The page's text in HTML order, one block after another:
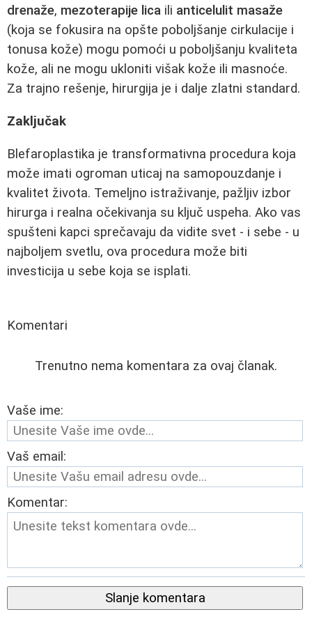
drenaže, mezoterapije lica ili anticelulit masaže
(koja se fokusira na opšte poboljšanje cirkulacije i
tonusa kože) mogu pomoći u poboljšanju kvaliteta
kože, ali ne mogu ukloniti višak kože ili masnoće.
Za trajno rešenje, hirurgija je i dalje zlatni standard.
Zaključak
Blefaroplastika je transformativna procedura koja
može imati ogroman uticaj na samopouzdanje i
kvalitet života. Temeljno istraživanje, pažljiv izbor
hirurga i realna očekivanja su ključ uspeha. Ako vas
spušteni kapci sprečavaju da vidite svet - i sebe - u
najboljem svetlu, ova procedura može biti
investicija u sebe koja se isplati.
Komentari
Trenutno nema komentara za ovaj članak.
Vaše ime:
Vaš email:
Komentar:
Slanje komentara